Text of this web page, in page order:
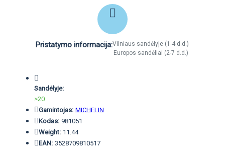
Pristatymo informacija:Vilniaus sandėlyje (1-4 d.d.)
Europos sandėliai (2-7 d.d.)
Sandėlyje:
>20
Gamintojas: MICHELIN
Kodas: 981051
Weight: 11.44
EAN: 3528709810517